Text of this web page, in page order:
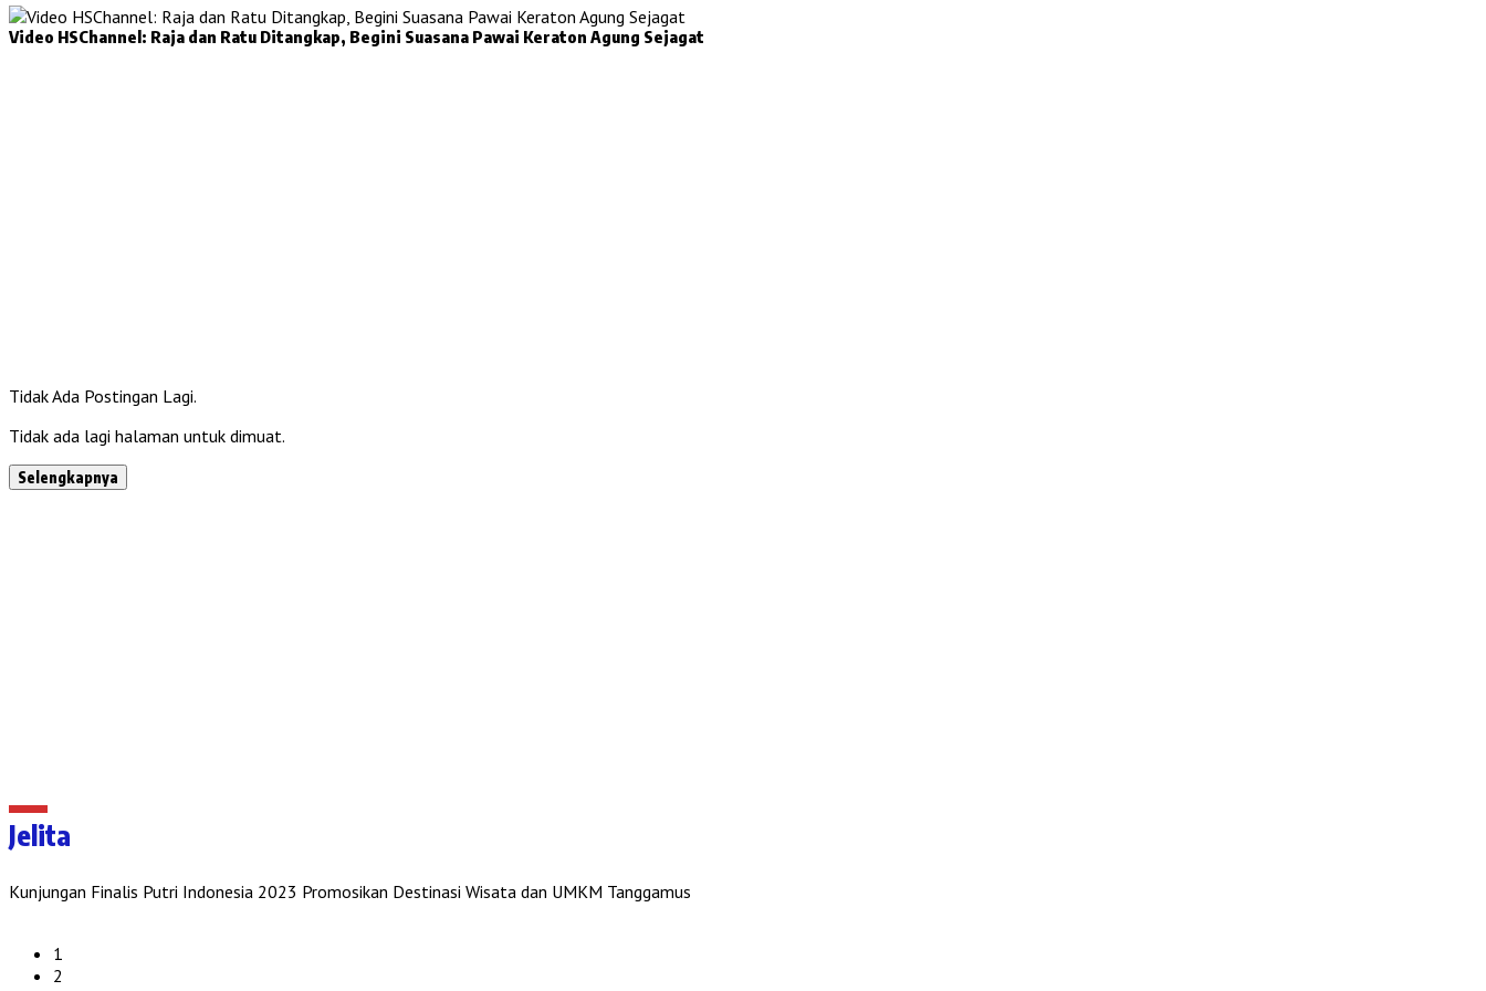
Video HSChannel: Raja dan Ratu Ditangkap, Begini Suasana Pawai Keraton Agung Sejagat
Tidak Ada Postingan Lagi.
Tidak ada lagi halaman untuk dimuat.
Selengkapnya
Jelita
Kunjungan Finalis Putri Indonesia 2023 Promosikan Destinasi Wisata dan UMKM Tanggamus
1
2